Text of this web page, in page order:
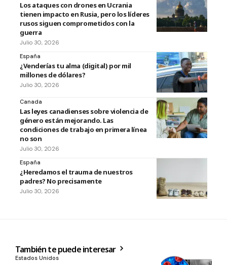
Los ataques con drones en Ucrania
tienen impacto en Rusia, pero los líderes
rusos siguen comprometidos con la
guerra
Julio 30, 2026
España
¿Venderías tu alma (digital) por mil
millones de dólares?
Julio 30, 2026
Canada
Las leyes canadienses sobre violencia de
género están mejorando. Las
condiciones de trabajo en primera línea
no son
Julio 30, 2026
España
¿Heredamos el trauma de nuestros
padres? No precisamente
Julio 30, 2026
También te puede interesar
Estados Unidos